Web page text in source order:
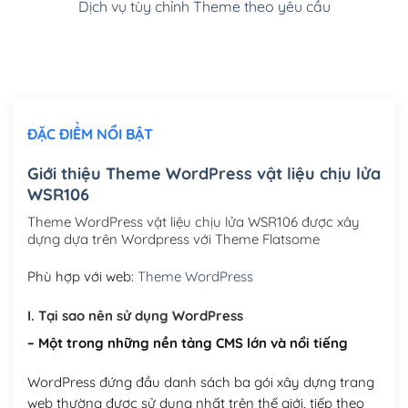
Cài đặt SMTP Mail cho site Wordpress(+100,000₫)
Mua thêm Host + Tên miền
Tên miền quốc tế .com .net .org (1 năm)
(+300,000₫)
Tên miền Việt Nam .vn (1 năm)
Hosting 2GB SSD (1 năm)(+450,000₫)
Hosting 3GB SSD (1 năm)(+550,000₫)
Hosting 5GB SSD (1 năm)
Hosting 8GB SSD (1 năm) (+950,000₫)
Dịch vụ tùy chỉnh Theme theo yêu cầu
ĐẶC ĐIỂM NỔI BẬT
Giới thiệu Theme WordPress vật liệu chịu lửa
WSR106
Theme WordPress vật liệu chịu lửa WSR106 được xây
dựng dựa trên Wordpress với Theme Flatsome
Phù hợp với web: Theme WordPress
I. Tại sao nên sử dụng WordPress
– Một trong những nền tảng CMS lớn và nổi tiếng
WordPress đứng đầu danh sách ba gói xây dựng trang
web thường được sử dụng nhất trên thế giới, tiếp theo